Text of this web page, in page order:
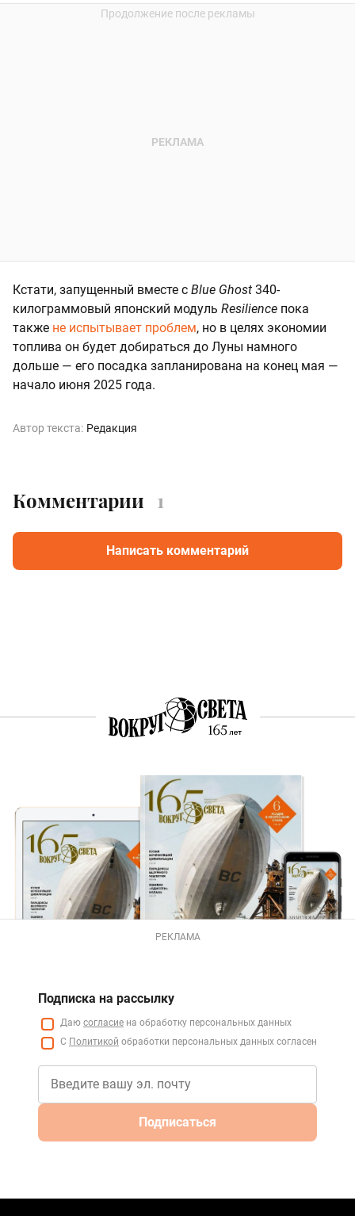
Кстати, запущенный вместе с Blue Ghost 340-
килограммовый японский модуль Resilience пока
также не испытывает проблем, но в целях экономии
топлива он будет добираться до Луны намного
дольше — его посадка запланирована на конец мая —
начало июня 2025 года.
Автор текста: Редакция
Комментарии 1
Написать комментарий
РЕКЛАМА
Подписка на рассылку
Даю согласие на обработку персональных данных
С Политикой обработки персональных данных согласен
Подписаться